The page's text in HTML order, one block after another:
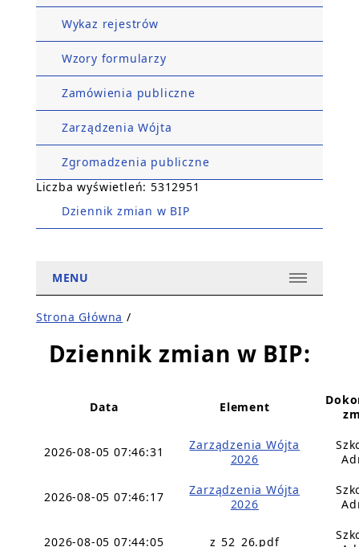
Wykaz rejestrów
Wzory formularzy
Zamówienia publiczne
Zarządzenia Wójta
Zgromadzenia publiczne
Liczba wyświetleń: 5312951
Dziennik zmian w BIP
MENU
Strona Główna /
Dziennik zmian w BIP:
Data Element
2026-08-05 07:46:31
Zarządzenia Wójta
2026
2026-08-05 07:46:17
Zarządzenia Wójta
2026
2026-08-05 07:44:05 z_52_26.pdf